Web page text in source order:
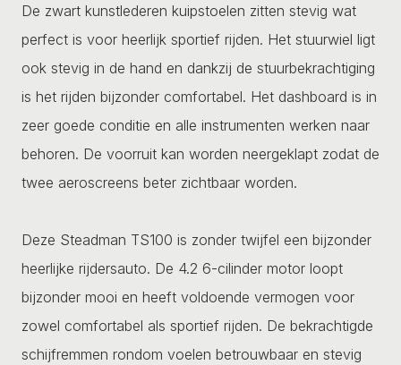
De zwart kunstlederen kuipstoelen zitten stevig wat
perfect is voor heerlijk sportief rijden. Het stuurwiel ligt
ook stevig in de hand en dankzij de stuurbekrachtiging
is het rijden bijzonder comfortabel. Het dashboard is in
zeer goede conditie en alle instrumenten werken naar
behoren. De voorruit kan worden neergeklapt zodat de
twee aeroscreens beter zichtbaar worden.
Deze Steadman TS100 is zonder twijfel een bijzonder
heerlijke rijdersauto. De 4.2 6-cilinder motor loopt
bijzonder mooi en heeft voldoende vermogen voor
zowel comfortabel als sportief rijden. De bekrachtigde
schijfremmen rondom voelen betrouwbaar en stevig